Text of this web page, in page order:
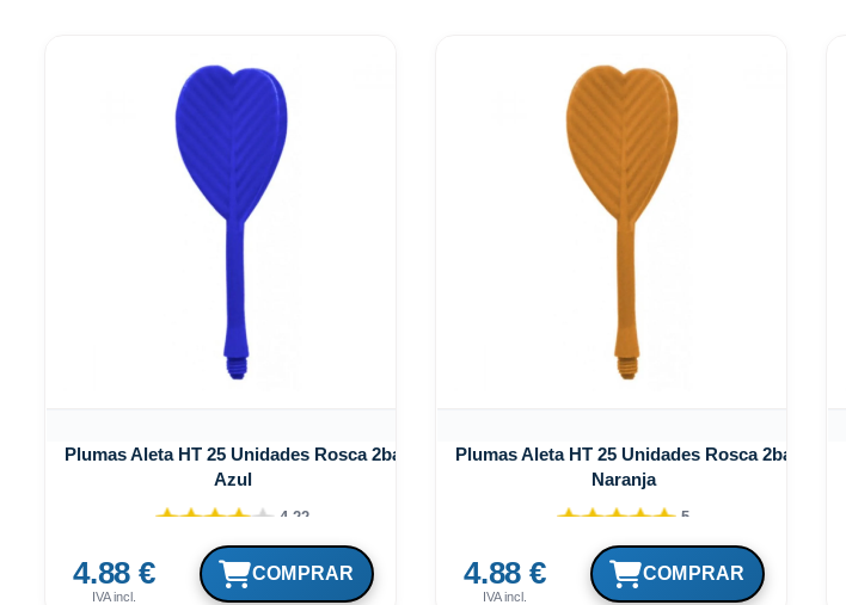
Plumas Aleta HT 25 Unidades Rosca 2ba
Azul
4.22
4.88 €
IVA incl.
Plumas Aleta HT 25 Unidades Rosca 2ba
Naranja
5
4.88 €
IVA incl.